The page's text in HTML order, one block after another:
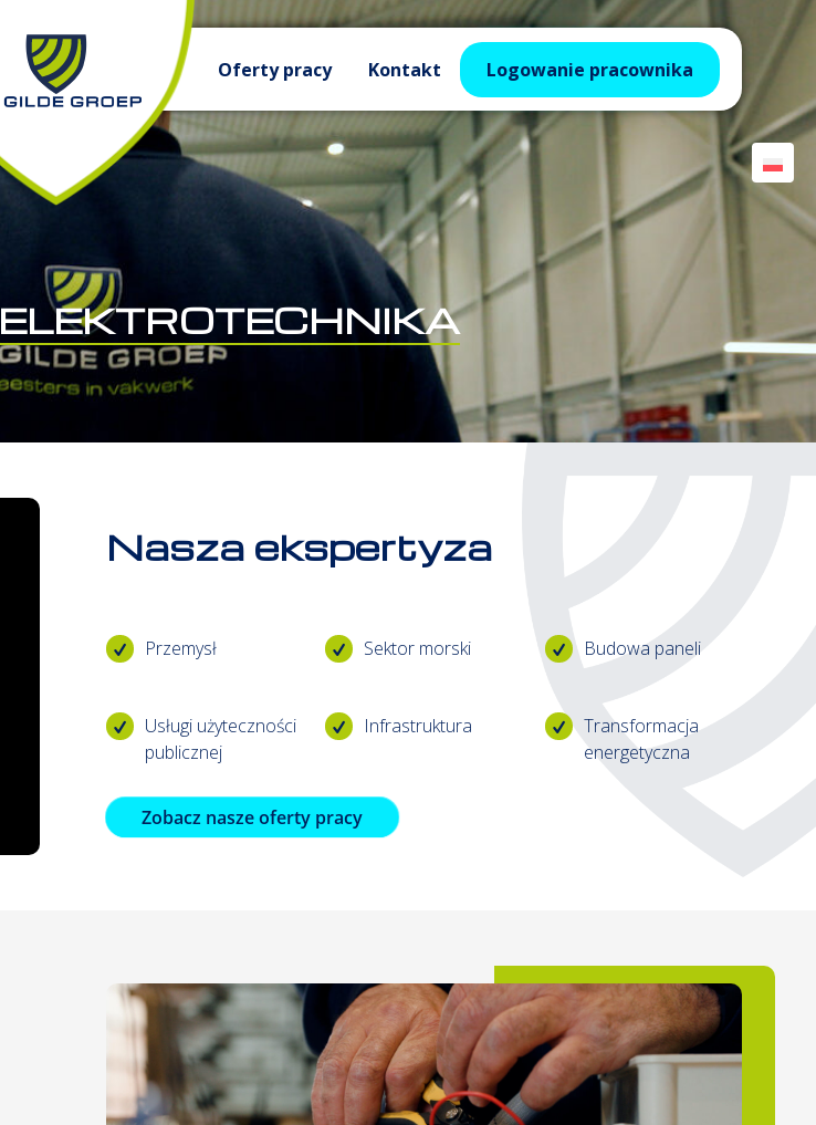
Oferty pracy Kontakt Logowanie pracownika
ELEKTROTECHNIKA
Nasza ekspertyza
Przemysł Sektor morski Budowa paneli
Usługi użyteczności
publicznej
Infrastruktura
Transformacja
energetyczna
Zobacz nasze oferty pracy